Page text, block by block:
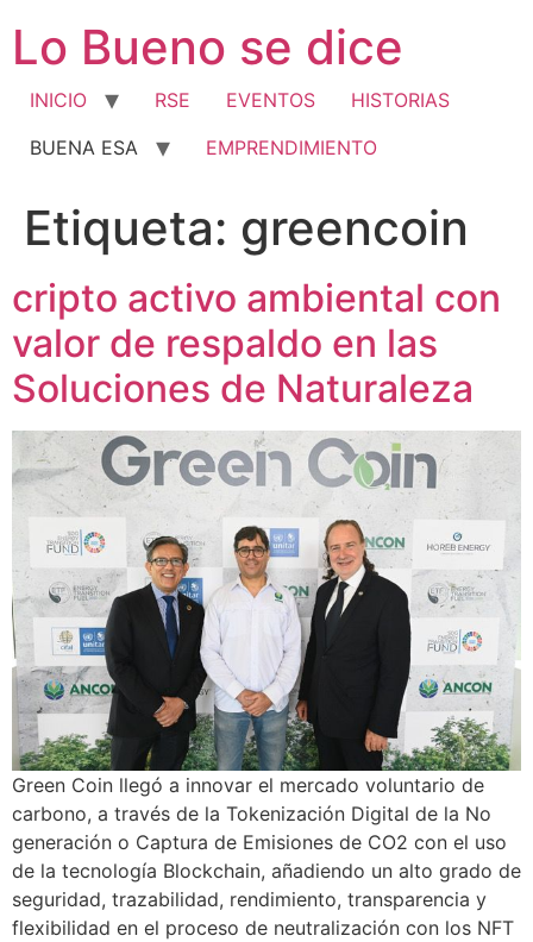
contenido
Lo Bueno se dice
INICIO RSE EVENTOS
HISTORIAS
BUENA ESA
EMPRENDIMIENTO
Etiqueta: greencoin
cripto activo ambiental con
valor de respaldo en las
Soluciones de Naturaleza
Green Coin llegó a innovar el mercado voluntario de
carbono, a través de la Tokenización Digital de la No
generación o Captura de Emisiones de CO2 con el uso
de la tecnología Blockchain, añadiendo un alto grado de
seguridad, trazabilidad, rendimiento, transparencia y
flexibilidad en el proceso de neutralización con los NFT